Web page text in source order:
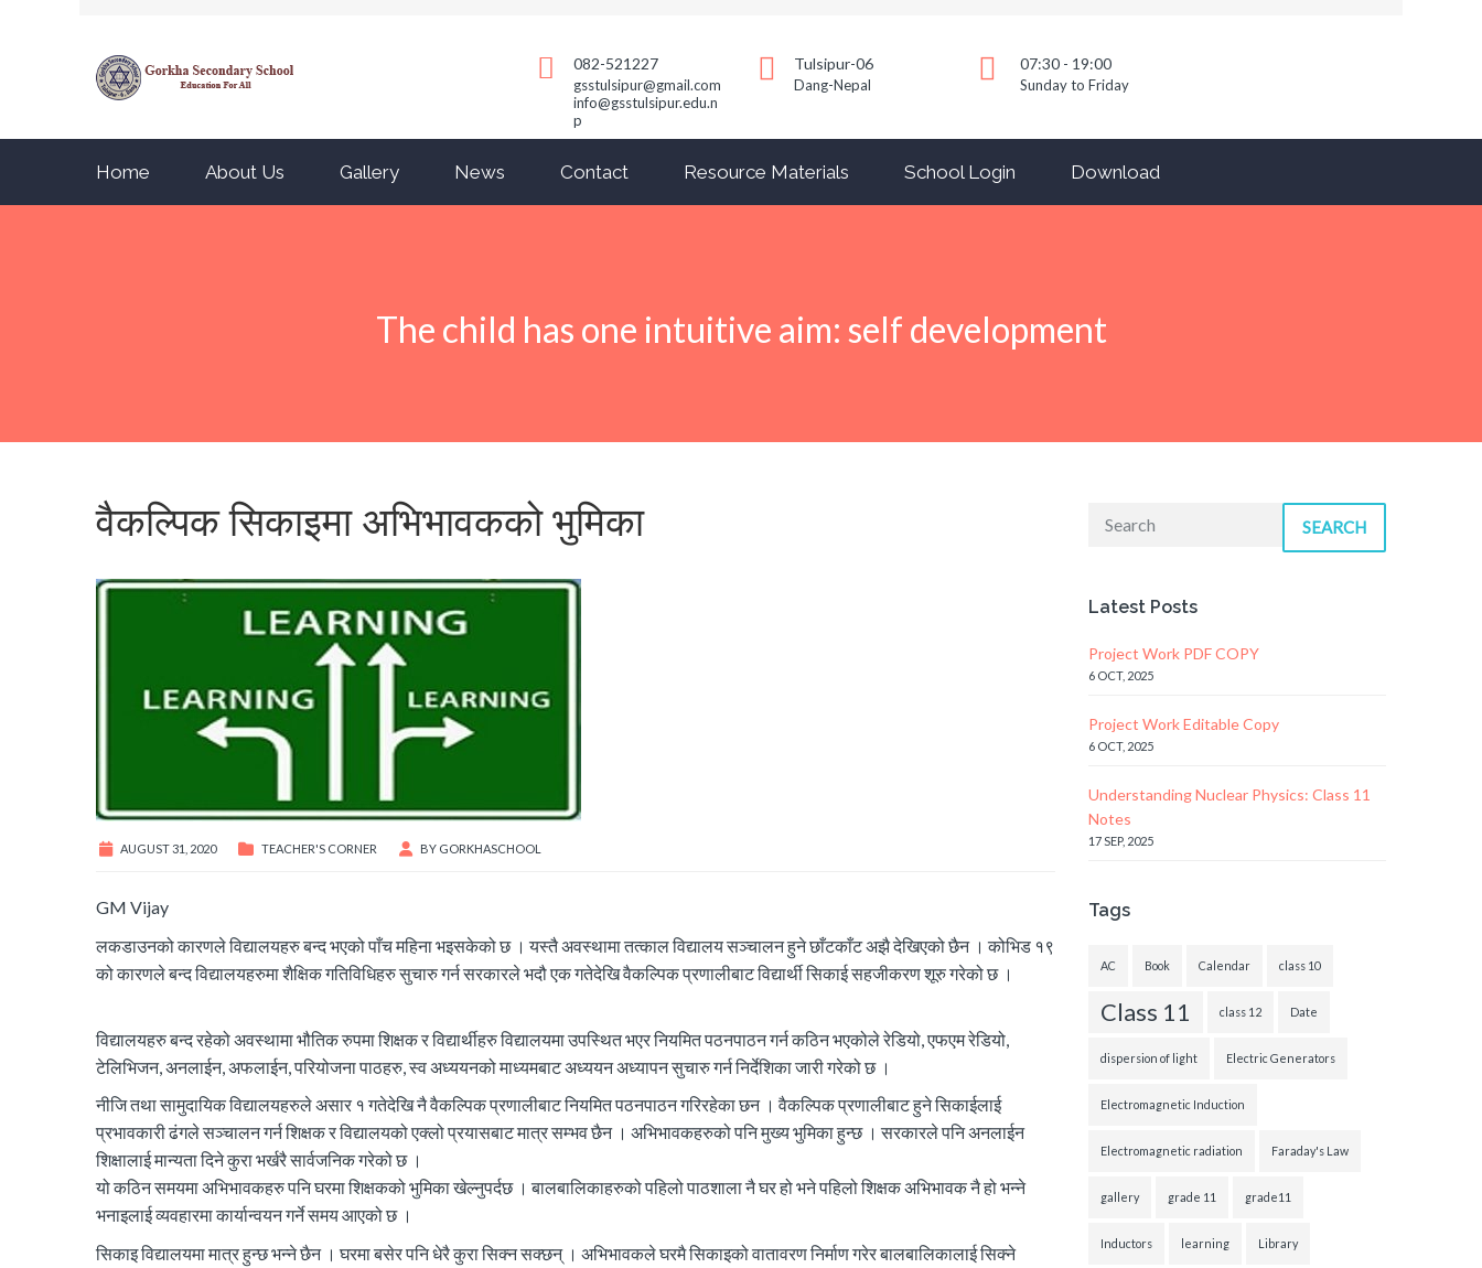
082-521227
gsstulsipur@gmail.com
info@gsstulsipur.edu.n
p
Tulsipur-06
Dang-Nepal
07:30 - 19:00
Sunday to Friday
Home About Us Gallery News Contact Resource Materials School Login Download
The child has one intuitive aim: self development
वैकल्पिक सिकाइमा अभिभावकको भुमिका
AUGUST 31, 2020 TEACHER'S CORNER BY GORKHASCHOOL
GM Vijay
लकडाउनको कारणले विद्यालयहरु बन्द भएको पाँच महिना भइसकेको छ । यस्तै अवस्थामा तत्काल विद्यालय सञ्चालन हुने छाँटकाँट अझै देखिएको छैन । कोभिड १९
को कारणले बन्द विद्यालयहरुमा शैक्षिक गतिविधिहरु सुचारु गर्न सरकारले भदौ एक गतेदेखि वैकल्पिक प्रणालीबाट विद्यार्थी सिकाई सहजीकरण शूरु गरेको छ ।
विद्यालयहरु बन्द रहेको अवस्थामा भौतिक रुपमा शिक्षक र विद्यार्थीहरु विद्यालयमा उपस्थित भएर नियमित पठनपाठन गर्न कठिन भएकोले रेडियो, एफएम रेडियो,
टेलिभिजन, अनलाईन, अफलाईन, परियोजना पाठहरु, स्व अध्ययनको माध्यमबाट अध्ययन अध्यापन सुचारु गर्न निर्देशिका जारी गरेको छ ।
नीजि तथा सामुदायिक विद्यालयहरुले असार १ गतेदेखि नै वैकल्पिक प्रणालीबाट नियमित पठनपाठन गरिरहेका छन । वैकल्पिक प्रणालीबाट हुने सिकाईलाई
प्रभावकारी ढंगले सञ्चालन गर्न शिक्षक र विद्यालयको एक्लो प्रयासबाट मात्र सम्भव छैन । अभिभावकहरुको पनि मुख्य भुमिका हुन्छ । सरकारले पनि अनलाईन
शिक्षालाई मान्यता दिने कुरा भर्खरै सार्वजनिक गरेको छ ।
यो कठिन समयमा अभिभावकहरु पनि घरमा शिक्षकको भुमिका खेल्नुपर्दछ । बालबालिकाहरुको पहिलो पाठशाला नै घर हो भने पहिलो शिक्षक अभिभावक नै हो भन्ने
भनाइलाई व्यवहारमा कार्यान्वयन गर्ने समय आएको छ ।
सिकाइ विद्यालयमा मात्र हुन्छ भन्ने छैन । घरमा बसेर पनि धेरै कुरा सिक्न सक्छन् । अभिभावकले घरमै सिकाइको वातावरण निर्माण गरेर बालबालिकालाई सिक्ने
SEARCH
Latest Posts
Project Work PDF COPY
6 OCT, 2025
Project Work Editable Copy
6 OCT, 2025
Understanding Nuclear Physics: Class 11
Notes
17 SEP, 2025
Tags
AC Book Calendar class 10
Class 11 class 12 Date
dispersion of light Electric Generators
Electromagnetic Induction
Electromagnetic radiation Faraday's Law
gallery grade 11 grade11
Inductors learning Library